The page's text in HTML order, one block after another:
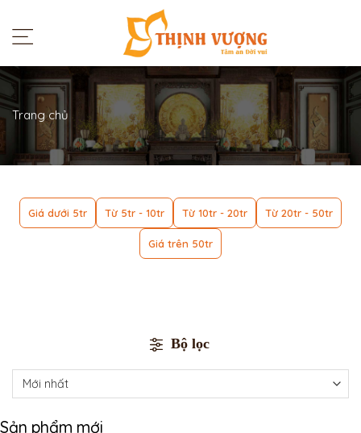
Trang chủ
Giá dưới 5tr Từ 5tr - 10tr Từ 10tr - 20tr Từ 20tr - 50tr
Giá trên 50tr
Bộ lọc
Sản phẩm mới